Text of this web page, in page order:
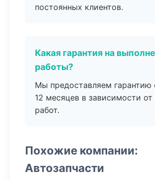
постоянных клиентов.
Какая гарантия на
работы?
Мы предоставляем гарантию
12 месяцев в зависимости от
работ.
Похожие компании:
Автозапчасти